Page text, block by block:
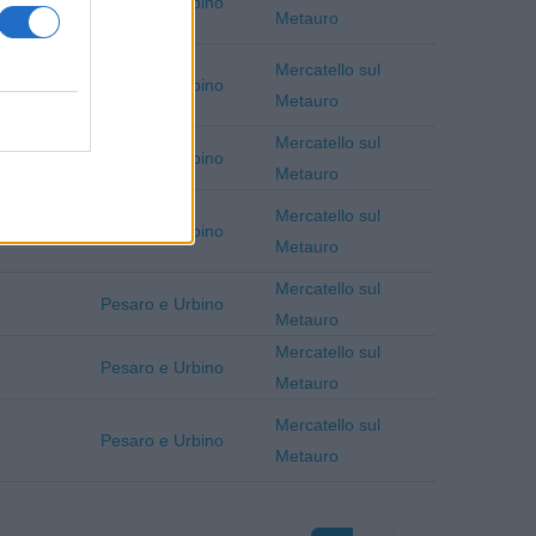
Metauro
Pesaro e Urbino
Mercatello sul
Metauro
Pesaro e Urbino
Mercatello sul
Metauro
Pesaro e Urbino
Mercatello sul
Metauro
Pesaro e Urbino
Mercatello sul
Metauro
Pesaro e Urbino
Mercatello sul
Metauro
Pesaro e Urbino
Mercatello sul
Metauro